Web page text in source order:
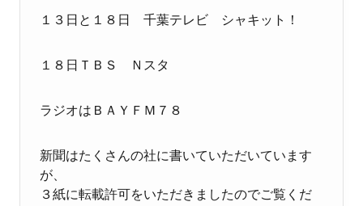
１３日と１８日 千葉テレビ シャキット！
１８日ＴＢＳ Ｎスタ
ラジオはＢＡＹＦＭ７８
新聞はたくさんの社に書いていただいています
が、
３紙に転載許可をいただきましたのでご覧くだ